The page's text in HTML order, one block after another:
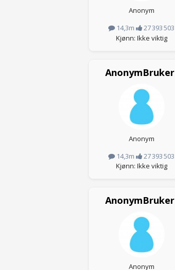
Anonym
14,3m
27 393 503
Kjønn: Ikke viktig
AnonymBruker
Anonym
14,3m
27 393 503
Kjønn: Ikke viktig
AnonymBruker
Anonym